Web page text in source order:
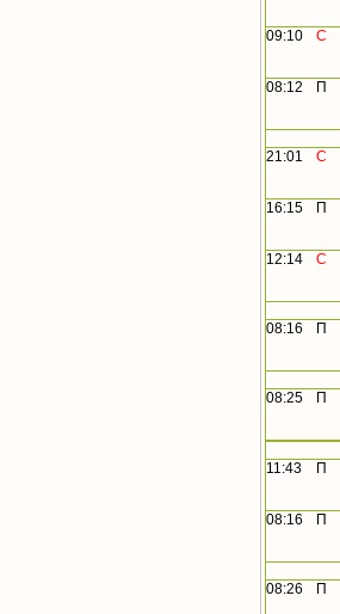
09:10
С
08:12
П
21:01 С
16:15
П
12:14
С
08:16 П
08:25 П
11:43 П
08:16
П
08:26 П